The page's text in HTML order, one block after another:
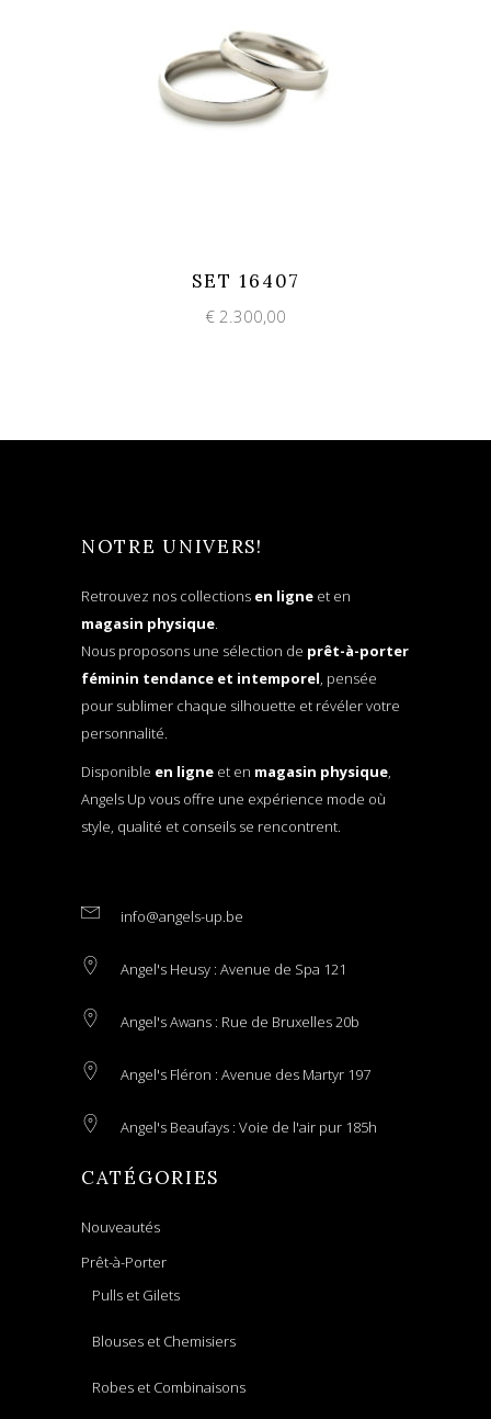
SET 16407
€ 2.300,00
NOTRE UNIVERS!
Retrouvez nos collections en ligne et en
magasin physique.
Nous proposons une sélection de prêt-à-porter
féminin tendance et intemporel, pensée
pour sublimer chaque silhouette et révéler votre
personnalité.
Disponible en ligne et en magasin physique,
Angels Up vous offre une expérience mode où
style, qualité et conseils se rencontrent.
info@angels-up.be
Angel's Heusy : Avenue de Spa 121
Angel's Awans : Rue de Bruxelles 20b
Angel's Fléron : Avenue des Martyr 197
Angel's Beaufays : Voie de l'air pur 185h
CATÉGORIES
Nouveautés
Prêt-à-Porter
Pulls et Gilets
Blouses et Chemisiers
Robes et Combinaisons